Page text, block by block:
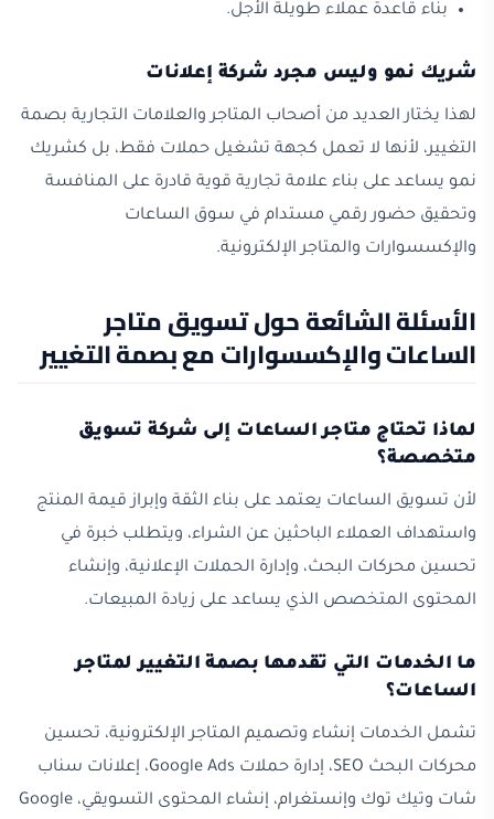
بناء قاعدة عملاء طويلة الأجل.
شريك نمو وليس مجرد شركة إعلانات
لهذا يختار العديد من أصحاب المتاجر والعلامات التجارية بصمة
التغيير، لأنها لا تعمل كجهة تشغيل حملات فقط، بل كشريك
نمو يساعد على بناء علامة تجارية قوية قادرة على المنافسة
وتحقيق حضور رقمي مستدام في سوق الساعات
والإكسسوارات والمتاجر الإلكترونية.
الأسئلة الشائعة حول تسويق متاجر
الساعات والإكسسوارات مع بصمة التغيير
لماذا تحتاج متاجر الساعات إلى شركة تسويق
متخصصة؟
لأن تسويق الساعات يعتمد على بناء الثقة وإبراز قيمة المنتج
واستهداف العملاء الباحثين عن الشراء، ويتطلب خبرة في
تحسين محركات البحث، وإدارة الحملات الإعلانية، وإنشاء
المحتوى المتخصص الذي يساعد على زيادة المبيعات.
ما الخدمات التي تقدمها بصمة التغيير لمتاجر
الساعات؟
تشمل الخدمات إنشاء وتصميم المتاجر الإلكترونية، تحسين
محركات البحث SEO، إدارة حملات Google Ads، إعلانات سناب
شات وتيك توك وإنستغرام، إنشاء المحتوى التسويقي، Google